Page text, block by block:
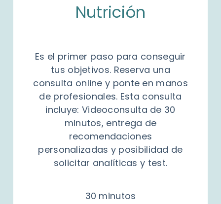
Nutrición
Es el primer paso para conseguir
tus objetivos. Reserva una
consulta online y ponte en manos
de profesionales. Esta consulta
incluye: Videoconsulta de 30
minutos, entrega de
recomendaciones
personalizadas y posibilidad de
solicitar analíticas y test.
30 minutos